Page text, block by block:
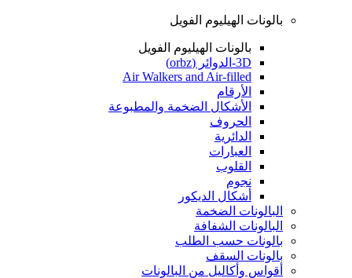
بالونات الهيليوم الفويل
بالونات الهيليوم الفويل
3D-الدوائر (orbz)
Air Walkers and Air-filled
الأرقام
الأشكال الضخمة والمطبوعة
الحروف
الدائرية
العبارات
القلوب
نجوم
أشكال الديكور
البالونات الضخمة
البالونات الشفافة
بالونات حسب الطلب
بالونات السقف
أقواس وأكاليل من البالونات